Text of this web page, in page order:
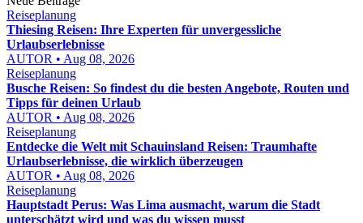
Reiseplanung
Thiesing Reisen: Ihre Experten für unvergessliche
Urlaubserlebnisse
AUTOR • Aug 08, 2026
Reiseplanung
Busche Reisen: So findest du die besten Angebote, Routen und
Tipps für deinen Urlaub
AUTOR • Aug 08, 2026
Reiseplanung
Entdecke die Welt mit Schauinsland Reisen: Traumhafte
Urlaubserlebnisse, die wirklich überzeugen
AUTOR • Aug 08, 2026
Reiseplanung
Hauptstadt Perus: Was Lima ausmacht, warum die Stadt
unterschätzt wird und was du wissen musst